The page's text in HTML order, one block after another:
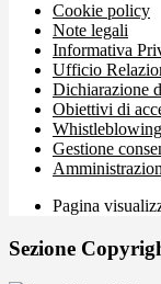
Cookie policy
Note legali
Informativa
Ufficio
Dichiarazione
Obiettivi di
Whistleblowing
Gestione
Pagina
Sezione